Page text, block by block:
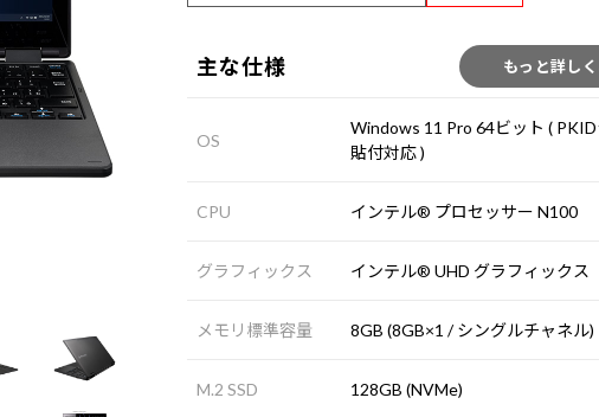
主な仕様 もっと詳し
OS
Windows 11 Pro 64ビット (
貼付対応 )
CPU インテル® プロセッサー N100
グラフィックス インテル® UHD グラフィックス
メモリ標準容量 8GB (8GB×1 / シングルチャネル)
M.2 SSD 128GB (NVMe)